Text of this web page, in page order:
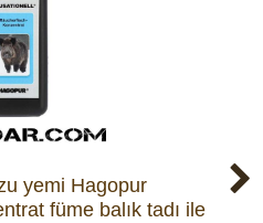
yemi Hagopur
füme balık tadı ile